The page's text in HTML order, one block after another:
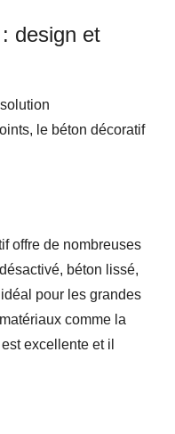
design et
le béton décoratif
offre de nombreuses
béton lissé,
pour les grandes
comme la
excellente et il